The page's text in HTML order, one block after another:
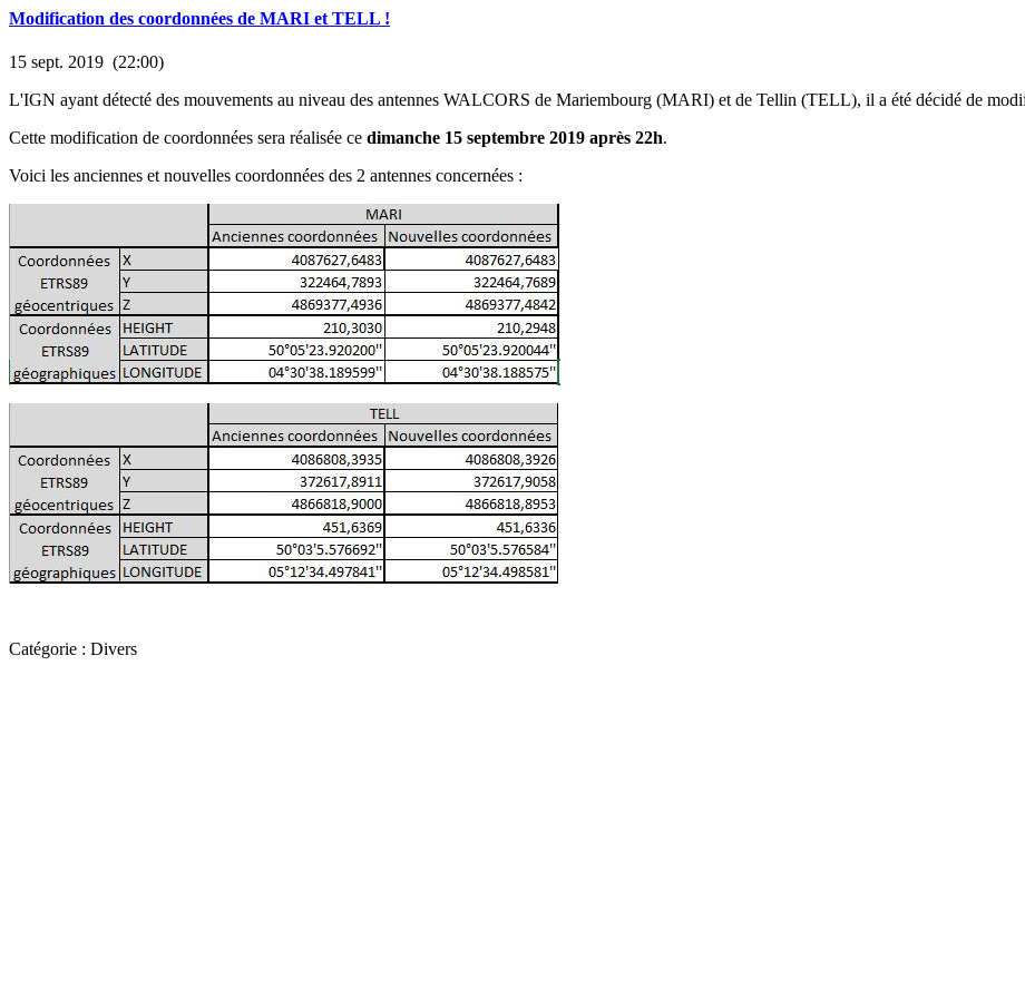
Modification des coordonnées de MARI et TELL !
15 sept. 2019 (22:00)
L'IGN ayant détecté des mouvements au niveau des antennes WALCORS de Mariembourg (MARI) et de Tellin (TELL), il a été décidé de
Cette modification de coordonnées sera réalisée ce dimanche 15 septembre 2019 après 22h.
Voici les anciennes et nouvelles coordonnées des 2 antennes concernées :
Catégorie : Divers